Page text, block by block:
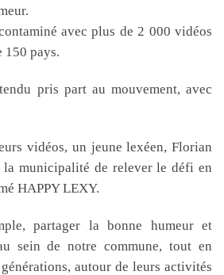
avec plus de 2 000 vidéos
150 pays.
pris part au mouvement, avec
vidéos, un jeune lexéen, Florian
la municipalité de relever le défi en
HAPPY LEXY.
partager la bonne humeur et
sein de notre commune, tout en
autour de leurs activités